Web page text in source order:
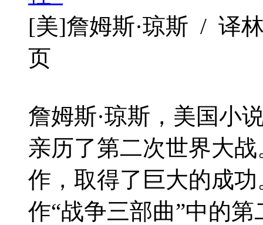
[美]詹姆斯·琼斯 / 译
页
詹姆斯·琼斯，美国小
亲历了第二次世界大
作，取得了巨大的成
作“战争三部曲”中的